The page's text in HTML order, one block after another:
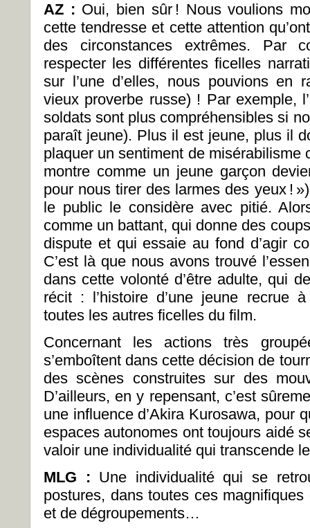
AZ : Oui, bien sûr ! Nous voulions
cette tendresse et cette attention
des circonstances extrêmes. Par
respecter les différentes ficelles
sur l’une d’elles, nous pouvions en
vieux proverbe russe) ! Par exemple,
soldats sont plus compréhensibles si
paraît jeune). Plus il est jeune, plus il
plaquer un sentiment de misérabilisme
montre comme un jeune garçon
pour nous tirer des larmes des yeux !
le public le considère avec pitié.
comme un battant, qui donne des
dispute et qui essaie au fond d’agir
C’est là que nous avons trouvé
dans cette volonté d’être adulte, qui
récit : l’histoire d’une jeune recrue
toutes les autres ficelles du film.
Concernant les actions très
s’emboîtent dans cette décision de
des scènes construites sur des
D’ailleurs, en y repensant, c’est
une influence d’Akira Kurosawa, pour
espaces autonomes ont toujours aidé
valoir une individualité qui transcende
MLG : Une individualité qui se
postures, dans toutes ces
et de dégroupements…